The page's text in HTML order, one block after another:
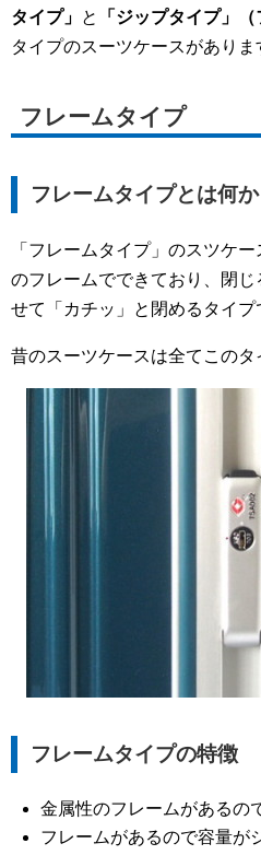
タイプ」 と 「ジップタイプ」
タイプのスーツケースがありま
フレームタイプ
フレームタイプとは何か
「フレームタイプ」のスツケ
のフレームでできており、閉
せて「カチッ」と閉めるタイプ
昔のスーツケースは全てこのタ
フレームタイプの特徴
金属性のフレームがあるの
フレームがあるので容量が